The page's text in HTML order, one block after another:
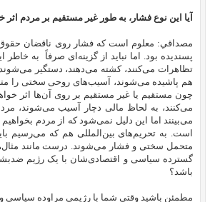
آيا اين نوع فشار، به طور غير مستقيم بر مردم
مصداقي: معلوم است که فشار روی ناقضان حقوق
پسندیده بود. اما نباید از گزینه‌ای صرفاً به
تظاهرات می‌کنند، کشته می‌دهند، دستگیر
هم پاشیده‌‌ می‌شوند، آسیب‌های روحی سختی را
چون مستقیم یا غیر مستقیم بر روی آن‌ها اثر
می‌کنند، به لحاظ مالی دچار آسیب می‌شوند،
می‌بینند اما این دلیل نمی‌شود که از مردم
است. به تحریم‌های بین‌المللی هم که می‌رسیم
متحمل سختی و فشار می‌شوند. درست مانند
گسترده سیاسی و اقتصادی‌شان با یک رژیم
باشد؟
مطمئن باشید وقتی شما با رژیمی مراوده سیاسی و